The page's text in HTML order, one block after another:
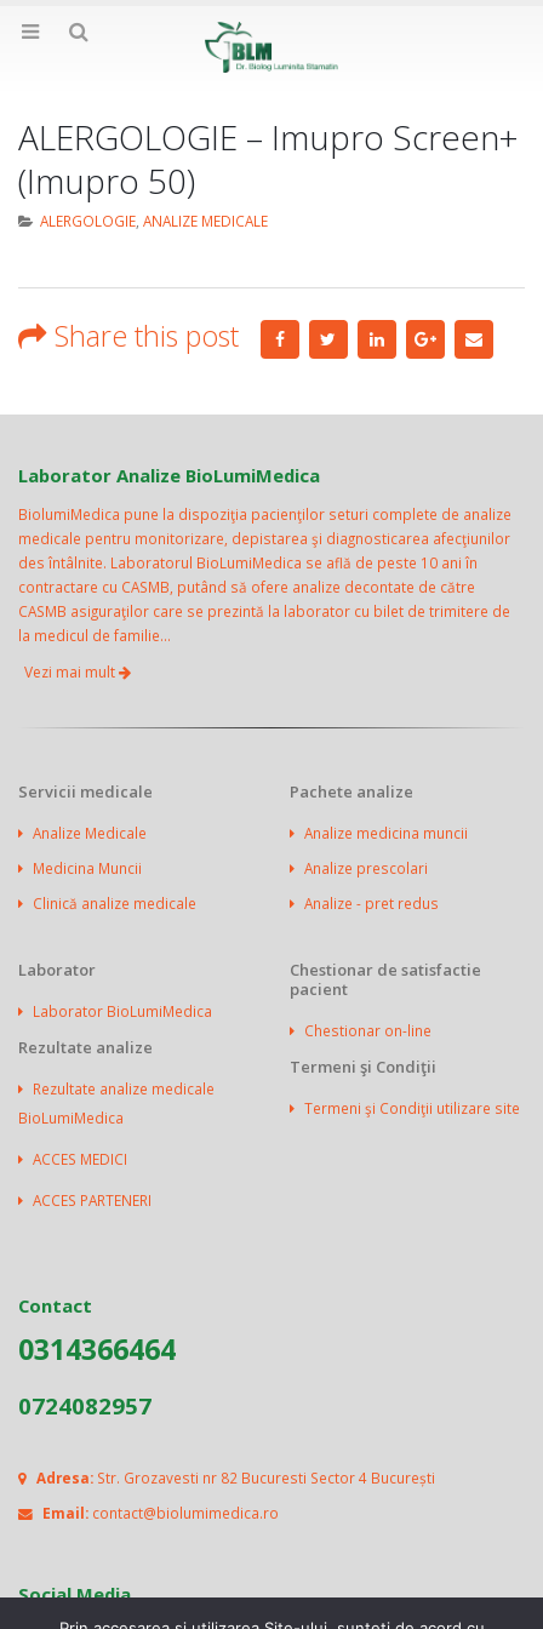
ALERGOLOGIE – Imupro Screen+
(Imupro 50)
ALERGOLOGIE, ANALIZE MEDICALE
Share this post
Laborator Analize BioLumiMedica
BiolumiMedica pune la dispoziţia pacienţilor seturi complete de analize
medicale pentru monitorizare, depistarea şi diagnosticarea afecţiunilor
des întâlnite. Laboratorul BioLumiMedica se află de peste 10 ani în
contractare cu CASMB, putând să ofere analize decontate de către
CASMB asiguraţilor care se prezintă la laborator cu bilet de trimitere de
la medicul de familie...
Vezi mai mult
Servicii medicale
Analize Medicale
Medicina Muncii
Clinică analize medicale
Pachete analize
Analize medicina muncii
Analize prescolari
Analize - pret redus
Laborator
Laborator BioLumiMedica
Rezultate analize
Rezultate analize medicale
BioLumiMedica
ACCES MEDICI
ACCES PARTENERI
Chestionar de satisfactie
pacient
Chestionar on-line
Termeni şi Condiţii
Termeni şi Condiţii utilizare site
Contact
0314366464
0724082957
Adresa: Str. Grozavesti nr 82 Bucuresti Sector 4 București
Email: contact@biolumimedica.ro
Social Media